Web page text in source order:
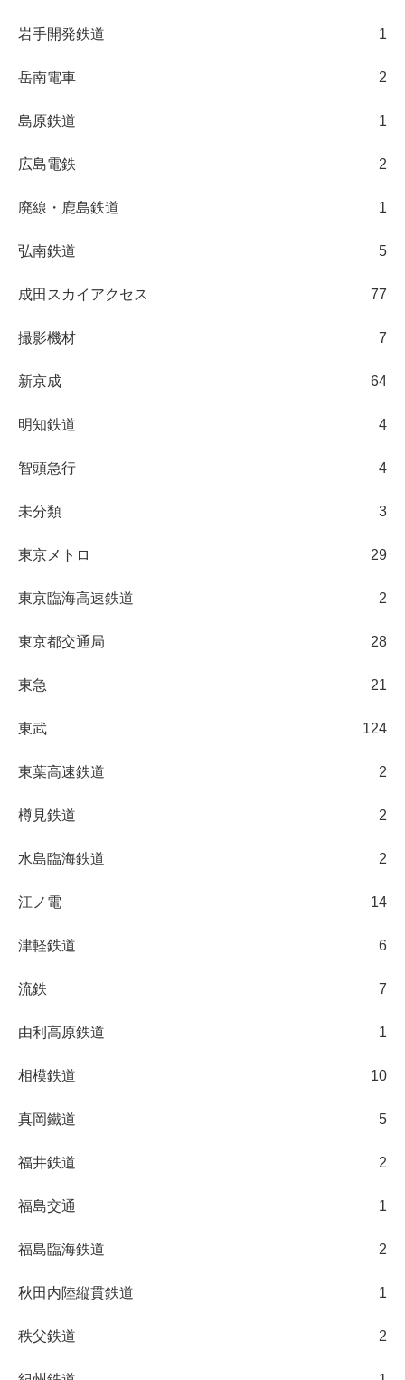
岩手開発鉄道 1
岳南電車 2
島原鉄道 1
広島電鉄 2
廃線・鹿島鉄道 1
弘南鉄道 5
成田スカイアクセス 77
撮影機材 7
新京成 64
明知鉄道 4
智頭急行 4
未分類 3
東京メトロ 29
東京臨海高速鉄道 2
東京都交通局 28
東急 21
東武 124
東葉高速鉄道 2
樽見鉄道 2
水島臨海鉄道 2
江ノ電 14
津軽鉄道 6
流鉄 7
由利高原鉄道 1
相模鉄道 10
真岡鐵道 5
福井鉄道 2
福島交通 1
福島臨海鉄道 2
秋田内陸縦貫鉄道 1
秩父鉄道 2